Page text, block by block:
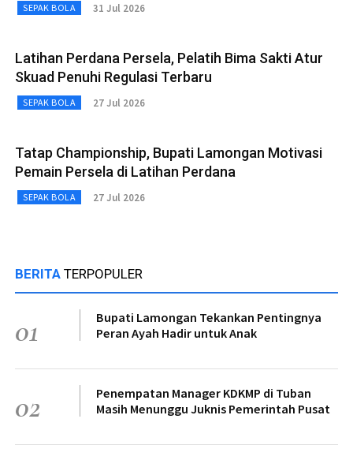
SEPAK BOLA 31 Jul 2026
Latihan Perdana Persela, Pelatih Bima Sakti Atur
Skuad Penuhi Regulasi Terbaru
SEPAK BOLA 27 Jul 2026
Tatap Championship, Bupati Lamongan Motivasi
Pemain Persela di Latihan Perdana
SEPAK BOLA 27 Jul 2026
BERITA TERPOPULER
01
Bupati Lamongan Tekankan Pentingnya
Peran Ayah Hadir untuk Anak
02
Penempatan Manager KDKMP di Tuban
Masih Menunggu Juknis Pemerintah Pusat